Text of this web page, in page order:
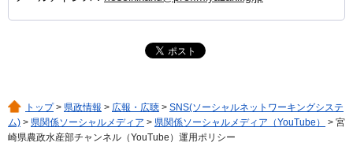
トップ> 県政情報 > 広報・広聴 > SNS(ソーシャルネットワーキングシステ
ム) > 県関係ソーシャルメディア > 県関係ソーシャルメディア（YouTube）
> 宮
崎県農政水産部チャンネル（YouTube）運用ポリシー